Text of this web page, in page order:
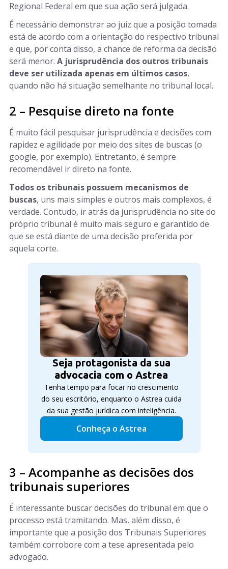
Regional Federal em que sua ação será julgada.
É necessário demonstrar ao juiz que a posição tomada
está de acordo com a orientação do respectivo tribunal
e que, por conta disso, a chance de reforma da decisão
será menor. A jurisprudência dos outros tribunais
deve ser utilizada apenas em últimos casos,
quando não há situação semelhante no tribunal local.
2 – Pesquise direto na fonte
É muito fácil pesquisar jurisprudência e decisões com
rapidez e agilidade por meio dos sites de buscas (o
google, por exemplo). Entretanto, é sempre
recomendável ir direto na fonte.
Todos os tribunais possuem mecanismos de
buscas, uns mais simples e outros mais complexos, é
verdade. Contudo, ir atrás da jurisprudência no site do
próprio tribunal é muito mais seguro e garantido de
que se está diante de uma decisão proferida por
aquela corte.
Seja protagonista da sua
advocacia com o Astrea
Tenha tempo para focar no crescimento
do seu escritório, enquanto o Astrea cuida
da sua gestão jurídica com inteligência.
Conheça o Astrea
3 – Acompanhe as decisões dos
tribunais superiores
É interessante buscar decisões do tribunal em que o
processo está tramitando. Mas, além disso, é
importante que a posição dos Tribunais Superiores
também corrobore com a tese apresentada pelo
advogado.